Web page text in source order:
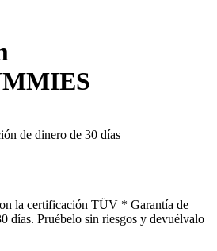
de dinero de 30 días
la certificación TÜV * Garantía de
días. Pruébelo sin riesgos y devuélvalo